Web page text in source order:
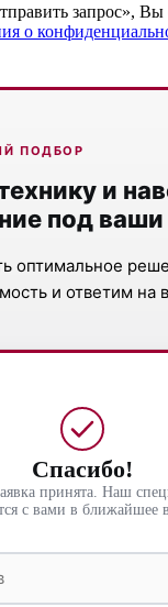
запрос», Вы
о
ПОДБОР
и
под ваши
оптимальное
и ответим на
Спасибо!
принята. Наш
с вами в ближайшее